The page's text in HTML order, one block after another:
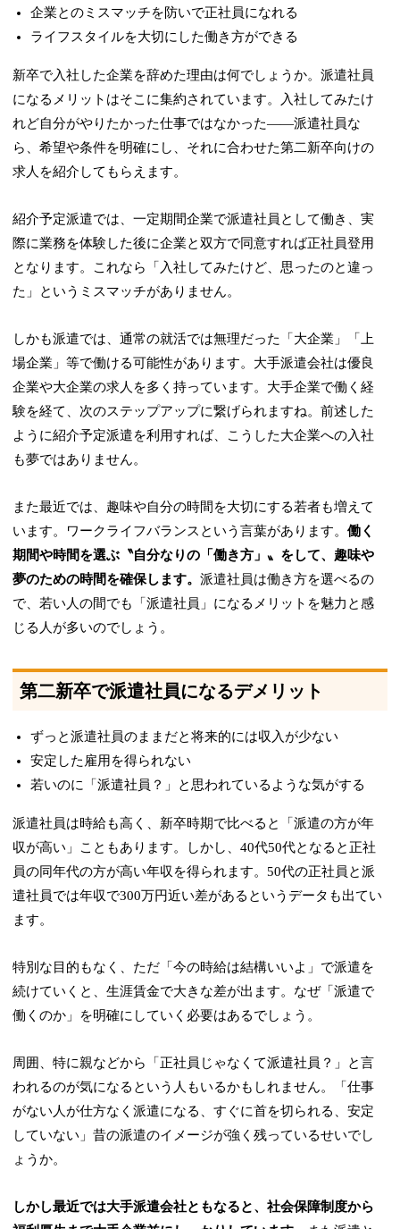
企業とのミスマッチを防いで正社員になれる
ライフスタイルを大切にした働き方ができる
新卒で入社した企業を辞めた理由は何でしょうか。派遣社員
になるメリットはそこに集約されています。入社してみたけ
れど自分がやりたかった仕事ではなかった——派遣社員な
ら、希望や条件を明確にし、それに合わせた第二新卒向けの
求人を紹介してもらえます。
紹介予定派遣では、一定期間企業で派遣社員として働き、実
際に業務を体験した後に企業と双方で同意すれば正社員登用
となります。
これなら「入社してみたけど、思ったのと違っ
た」というミスマッチがありません。
しかも派遣では、通常の就活では無理だった「大企業」「上
場企業」等で働ける可能性があります。大手派遣会社は優良
企業や大企業の求人を多く持っています。大手企業で働く経
験を経て、次のステップアップに繋げられますね。前述した
ように紹介予定派遣を利用すれば、こうした大企業への入社
も夢ではありません。
また最近では、趣味や自分の時間を大切にする若者も増えて
います。ワークライフバランスという言葉があります。働く
期間や時間を選ぶ〝自分なりの「働き方」〟をして、趣味や
夢のための時間を確保します。派遣社員は働き方を選べるの
で、若い人の間でも「派遣社員」になるメリットを魅力と感
じる人が多いのでしょう。
第二新卒で派遣社員になるデメリット
ずっと派遣社員のままだと将来的には収入が少ない
安定した雇用を得られない
若いのに「派遣社員？」と思われているような気がする
派遣社員は時給も高く、新卒時期で比べると「派遣の方が年
収が高い」こともあります。
しかし、40代50代となると正社
員の同年代の方が高い年収を得られます。50代の正社員と派
遣社員では年収で300万円近い差があるというデータも出てい
ます。
特別な目的もなく、ただ「今の時給は結構いいよ」で派遣を
続けていくと、生涯賃金で大きな差が出ます。なぜ「派遣で
働くのか」を明確にしていく必要はあるでしょう。
周囲、特に親などから「正社員じゃなくて派遣社員？」と言
われるのが気になるという人もいるかもしれません。「仕事
がない人が仕方なく派遣になる、すぐに首を切られる、安定
していない」昔の派遣のイメージが強く残っているせいでし
ょうか。
しかし最近では大手派遣会社ともなると、社会保障制度から